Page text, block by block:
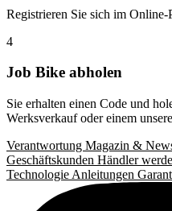
Registrieren Sie sich im Online-
4
Job Bike abholen
Sie erhalten einen Code und
Werksverkauf oder einem
Verantwortung Magazin &
Geschäftskunden Händler
Technologie Anleitungen